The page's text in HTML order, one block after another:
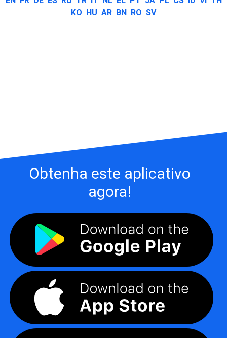
KO HU AR BN RO SV
Obtenha este aplicativo
agora!